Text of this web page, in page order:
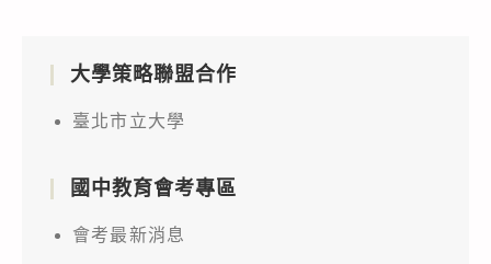
大學策略聯盟合作
臺北市立大學
國中教育會考專區
會考最新消息